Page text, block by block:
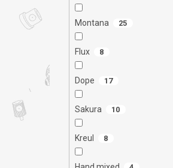
Montana 25
Flux 8
Dope 17
Sakura 10
Kreul 8